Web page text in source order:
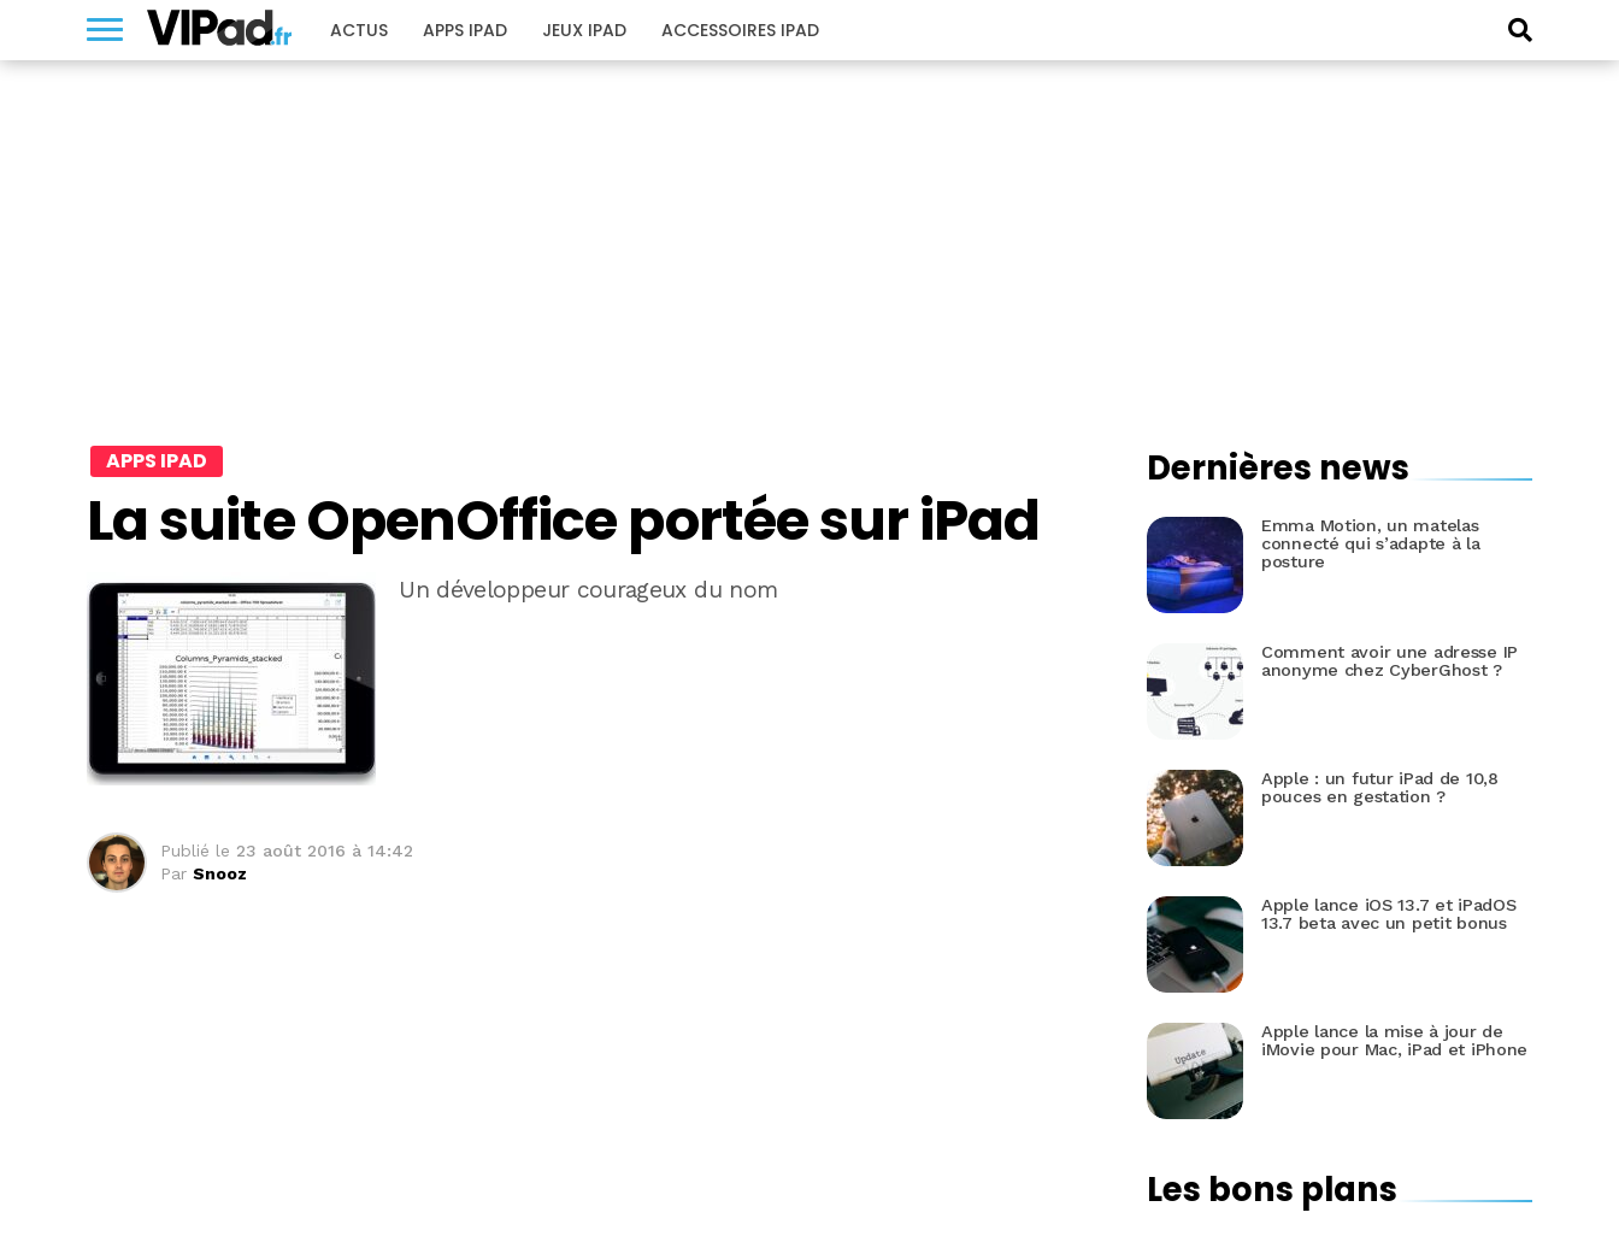
ACTUS APPS IPAD JEUX IPAD ACCESSOIRES IPAD
APPS IPAD
La suite OpenOffice portée sur iPad
Un développeur courageux du nom
Publié le 23 août 2016 à 14:42
Par Snooz
Dernières news
Emma Motion, un matelas
connecté qui s’adapte à la
posture
Comment avoir une adresse IP
anonyme chez CyberGhost ?
Apple : un futur iPad de 10,8
pouces en gestation ?
Apple lance iOS 13.7 et iPadOS
13.7 beta avec un petit bonus
Apple lance la mise à jour de
iMovie pour Mac, iPad et iPhone
Les bons plans